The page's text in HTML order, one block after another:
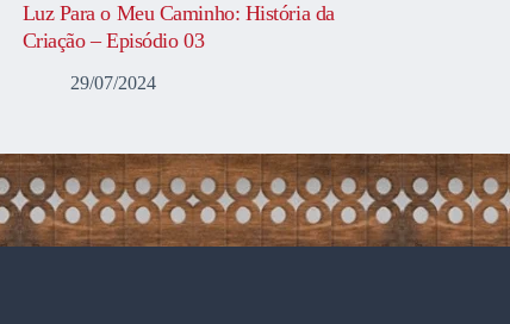
Luz Para o Meu Caminho: História da
Criação – Episódio 03
29/07/2024